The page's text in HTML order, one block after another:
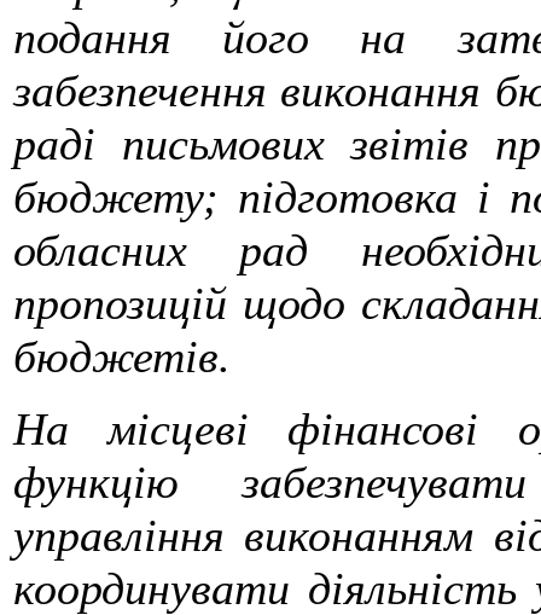
подання його на
забезпечення виконання
раді письмових звітів
бюджету; підготовка і
обласних рад
пропозицій щодо
бюджетів.
На місцеві фінансові
функцію
управління виконанням
координувати